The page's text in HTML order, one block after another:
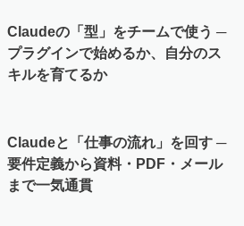
Claudeの「型」をチームで使う ─
プラグインで始めるか、自分のス
キルを育てるか
Claudeと「仕事の流れ」を回す ─
要件定義から資料・PDF・メール
まで一気通貫